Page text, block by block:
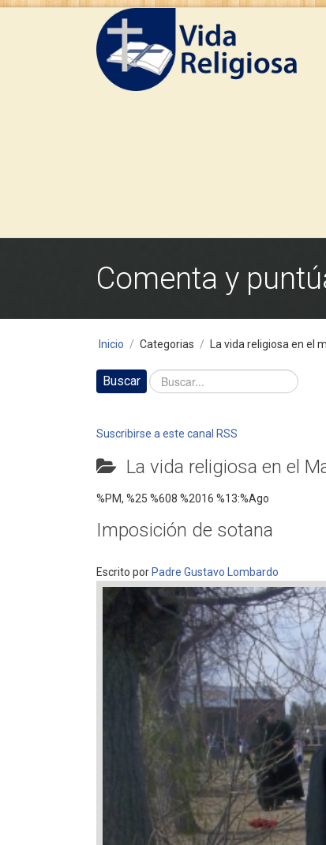
Comenta y
Inicio / Categorias / La vida religiosa en el
Buscar
Suscribirse a este canal RSS
La vida religiosa en el
%PM, %25 %608 %2016 %13:%Ago
Imposición de sotana
Escrito por Padre Gustavo Lombardo